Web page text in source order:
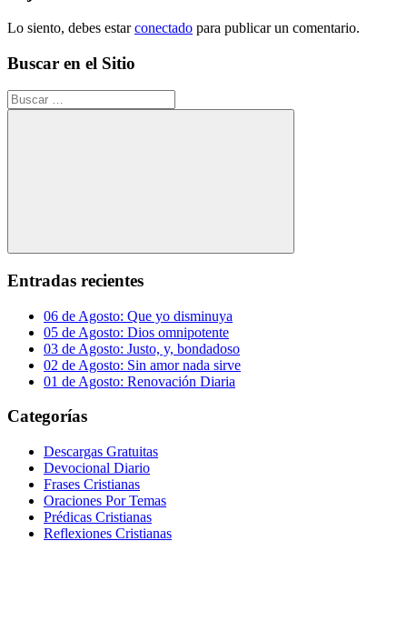
Lo siento, debes estarconectado para publicar un comentario.
Buscar en el Sitio
Buscar:
Buscar
Entradas recientes
06 de Agosto: Que yo disminuya
05 de Agosto: Dios omnipotente
03 de Agosto: Justo, y, bondadoso
02 de Agosto: Sin amor nada sirve
01 de Agosto: Renovación Diaria
Categorías
Descargas Gratuitas
Devocional Diario
Frases Cristianas
Oraciones Por Temas
Prédicas Cristianas
Reflexiones Cristianas